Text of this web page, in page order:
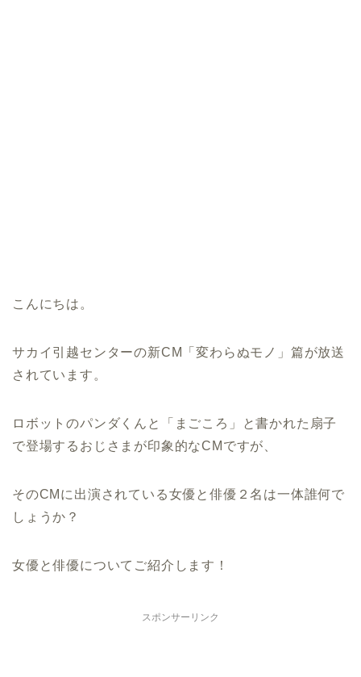
こんにちは。
サカイ引越センターの新CM「変わらぬモノ」篇が放送
されています。
ロボットのパンダくんと「まごころ」と書かれた扇子
で登場するおじさまが印象的なCMですが、
そのCMに出演されている女優と俳優２名は一体誰何で
しょうか？
女優と俳優についてご紹介します！
スポンサーリンク